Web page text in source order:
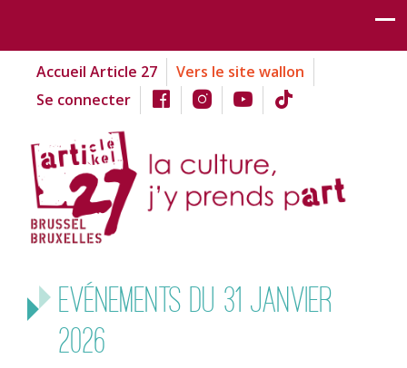
Accueil Article 27
Vers le site wallon
Se connecter
Evénements du 31 janvier
2026